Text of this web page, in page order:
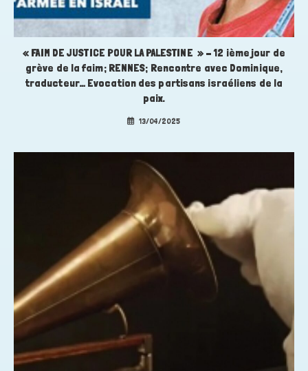
« FAIM DE JUSTICE POUR LA PALESTINE » – 12 ième jour de
grève de la faim; RENNES; Rencontre avec Dominique,
traducteur… Evocation des partisans israéliens de la
paix.
13/04/2025